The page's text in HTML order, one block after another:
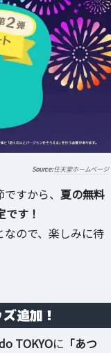
任天堂ホームページ
すから、 夏の無料
す！
ので、楽しみに待
追加！
TOKYOに 「あつ